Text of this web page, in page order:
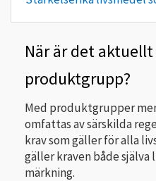
När är det
produktgrupp?
Med produktgrupper
omfattas av särskilda
krav som gäller för alla
gäller kraven både själva
märkning.